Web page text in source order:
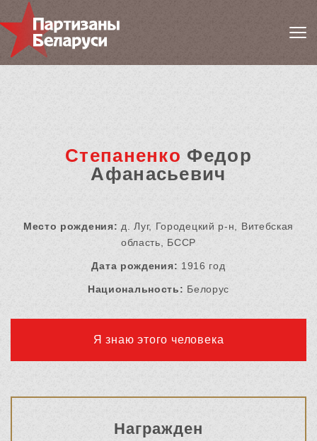
Степаненко Федор
Афанасьевич
Место рождения: д. Луг, Городецкий р-н, Витебская
область, БССР
Дата рождения: 1916 год
Национальность: Белорус
Я знаю этого человека
Награжден